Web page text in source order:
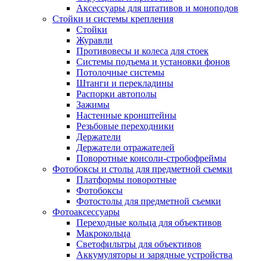
Аксессуары для штативов и моноподов
Стойки и системы крепления
Стойки
Журавли
Противовесы и колеса для стоек
Системы подъема и установки фонов
Потолочные системы
Штанги и перекладины
Распорки автополы
Зажимы
Настенные кронштейны
Резьбовые переходники
Держатели
Держатели отражателей
Поворотные консоли-стробофреймы
Фотобоксы и столы для предметной съемки
Платформы поворотные
Фотобоксы
Фотостолы для предметной съемки
Фотоаксессуары
Переходные кольца для объективов
Макрокольца
Светофильтры для объективов
Аккумуляторы и зарядные устройства